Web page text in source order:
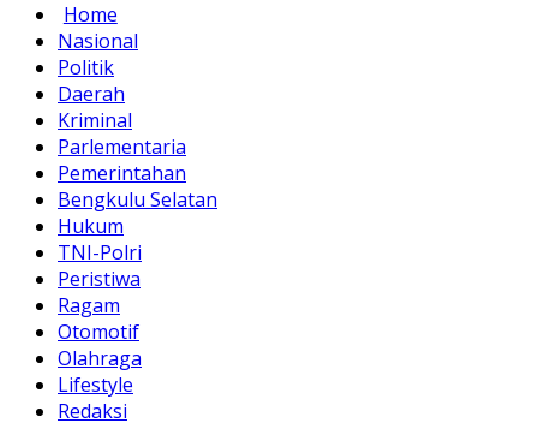
Home
Nasional
Politik
Daerah
Kriminal
Parlementaria
Pemerintahan
Bengkulu Selatan
Hukum
TNI-Polri
Peristiwa
Ragam
Otomotif
Olahraga
Lifestyle
Redaksi